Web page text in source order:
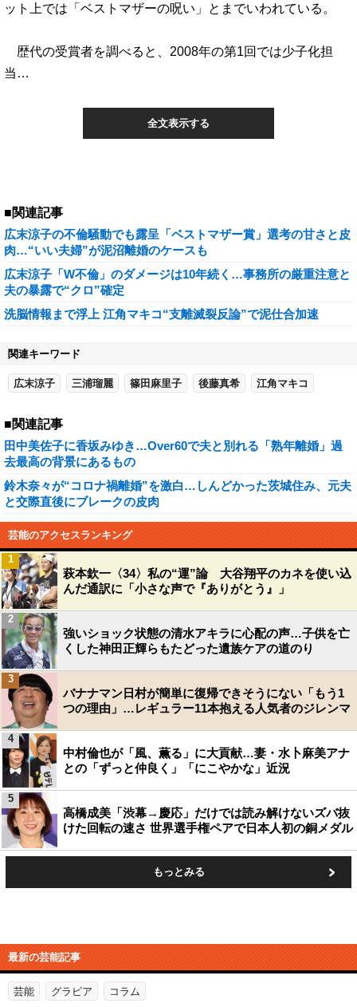
ット上では「ベストマザーの呪い」とまでいわれている。
歴代の受賞者を調べると、2008年の第1回では少子化担
当…
全文表示する
■関連記事
広末涼子の不倫騒動でも露呈「ベストマザー賞」選考の甘さと皮
肉…“いい夫婦”が泥沼離婚のケースも
広末涼子「W不倫」のダメージは10年続く…事務所の厳重注意と
夫の暴露で“クロ”確定
洗脳情報まで浮上 江角マキコ“支離滅裂反論”で泥仕合加速
関連キーワード
広末涼子 三浦瑠麗 篠田麻里子 後藤真希 江角マキコ
■関連記事
田中美佐子に香坂みゆき…Over60で夫と別れる「熟年離婚」過
去最高の背景にあるもの
鈴木奈々が“コロナ禍離婚”を激白…しんどかった茨城住み、元夫
と交際直後にブレークの皮肉
芸能のアクセスランキング
萩本欽一〈34〉私の“運”論 大谷翔平のカネを使い込
んだ通訳に「小さな声で『ありがとう』」
1
強いショック状態の清水アキラに心配の声…子供を亡
くした神田正輝らもたどった遺族ケアの道のり
2
バナナマン日村が簡単に復帰できそうにない「もう1
つの理由」…レギュラー11本抱える人気者のジレンマ
3
中村倫也が「風、薫る」に大貢献…妻・水卜麻美アナ
との「ずっと仲良く」「にこやかな」近況
4
高橋成美「渋幕→慶応」だけでは読み解けないズバ抜
けた回転の速さ 世界選手権ペアで日本人初の銅メダル
5
もっとみる
最新の芸能記事
芸能 グラビア コラム